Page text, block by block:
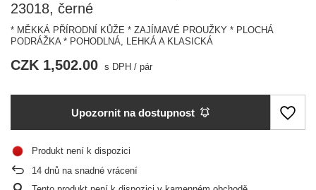
23018, černé
* MĚKKÁ PŘÍRODNÍ KŮŽE * ZAJÍMAVÉ PROUŽKY * PLOCHÁ
PODRÁŽKA * POHODLNÁ, LEHKÁ A KLASICKÁ
CZK 1,502.00 s DPH / pár
Upozornit na dostupnost
Produkt není k dispozici
14 dnů na snadné vrácení